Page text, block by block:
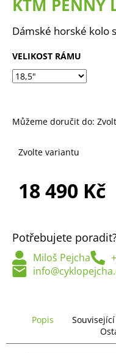
KTM PENNY
Dámské horské kolo
VELIKOST RÁMU
Můžeme doručit do:
Zvolte variantu
18 490 Kč
Potřebujete
Miloš Pejcha
Popis Související
a
j
t
?
o
r
u
č
e